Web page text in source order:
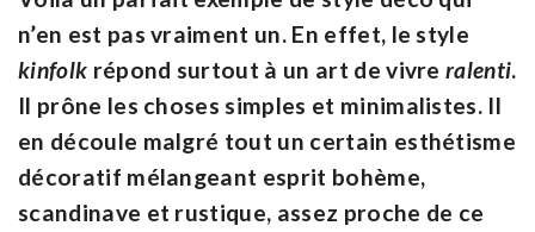
n’en est pas vraiment un. En effet, le style
kinfolk répond surtout à un art de vivreralenti.
Il prône les choses simples et minimalistes. Il
en découle malgré tout un certain esthétisme
décoratif mélangeant esprit bohème,
scandinave et rustique, assez proche de ce